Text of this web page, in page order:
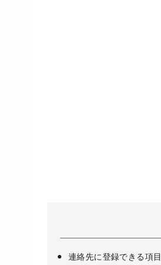
連絡先に登録できる項目